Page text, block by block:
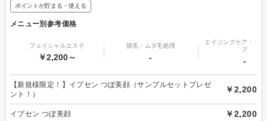
ポイントが貯まる・使える
メニュー別参考価格
フェイシャルエステ
￥2,200～
脱毛・ムダ毛処理
-
エイジングケア・リ
プ
-
【新規様限定！】イプセン つぼ美顔（サンプルセットプレゼ
ント！）
￥2,200
イプセン つぼ美顔 ￥2,200